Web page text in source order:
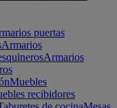
puertas
Armarios
Armarios
Muebles
recibidores